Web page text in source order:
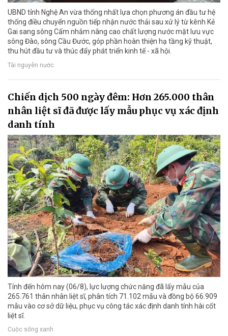
UBND tỉnh Nghệ An vừa thống nhất lựa chọn phương án đầu tư hệ
thống điều chuyển nguồn tiếp nhận nước thải sau xử lý từ kênh Kẻ
Gai sang sông Cấm nhằm nâng cao chất lượng nước mặt lưu vực
sông Đào, sông Cầu Đước, góp phần hoàn thiện hạ tầng kỹ thuật,
thu hút đầu tư và thúc đẩy phát triển kinh tế - xã hội.
Tài nguyên nước
Chiến dịch 500 ngày đêm: Hơn 265.000 thân
nhân liệt sĩ đã được lấy mẫu phục vụ xác định
danh tính
Tính đến hôm nay (06/8), lực lượng chức năng đã lấy mẫu của
265.761 thân nhân liệt sĩ, phân tích 71.102 mẫu và đồng bộ 66.909
mẫu vào cơ sở dữ liệu, phục vụ công tác xác định danh tính hài cốt
liệt sĩ.
Cuộc sống xanh